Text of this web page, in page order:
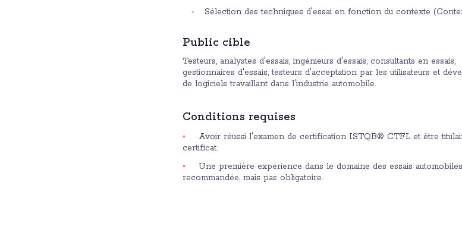
Sélection des techniques d'essai en fonction du contexte
Public cible
Testeurs, analystes d'essais, ingénieurs d'essais, consultants en essais,
gestionnaires d'essais, testeurs d'acceptation par les utilisateurs et
de logiciels travaillant dans l'industrie automobile.
Conditions requises
Avoir réussi l'examen de certification ISTQB® CTFL et être
certificat.
Une première expérience dans le domaine des essais
recommandée, mais pas obligatoire.